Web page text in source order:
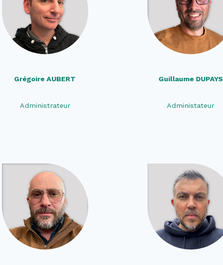
Grégoire AUBERT
Administrateur
Guillaume DUPAYS
Administateur